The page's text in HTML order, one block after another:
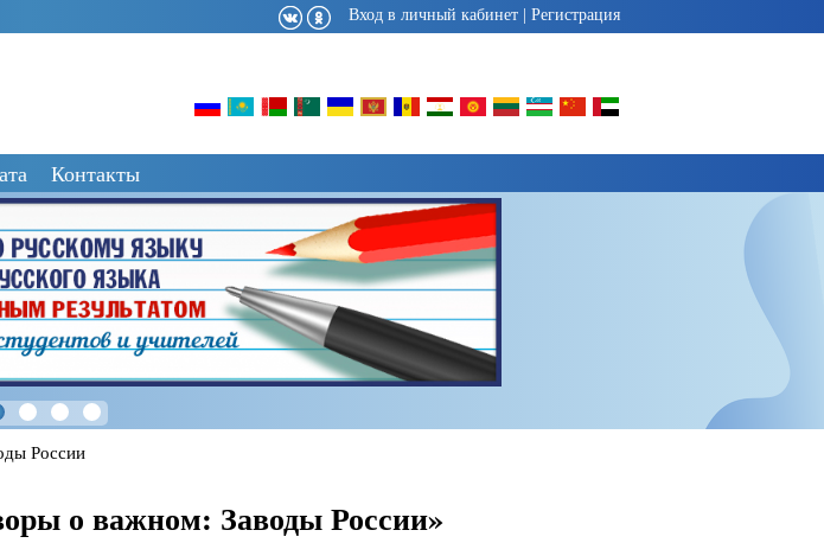
Вход в личный кабинет Регистрация
Контакты
России
о важном: Заводы России»